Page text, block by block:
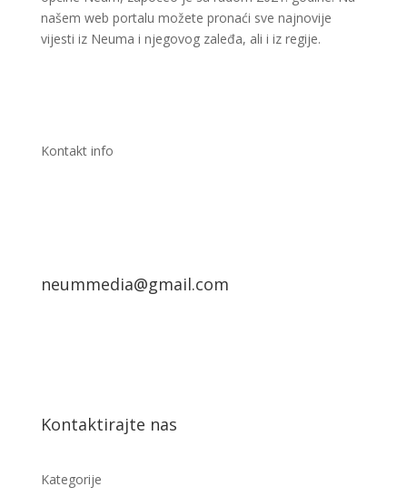
našem web portalu možete pronaći sve najnovije
vijesti iz Neuma i njegovog zaleđa, ali i iz regije.
Kontakt info
neummedia@gmail.com
Kontaktirajte nas
Kategorije